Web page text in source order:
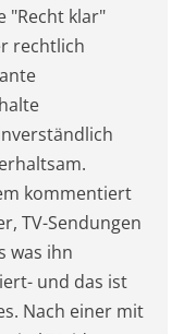
"Recht klar"
rechtlich
kommentiert
TV-Sendungen
was ihn
und das ist
Nach einer mit